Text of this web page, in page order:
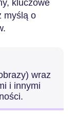
kluczowe
myślą o
wraz
i innymi